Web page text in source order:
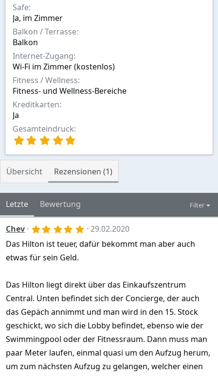
Safe
Ja, im Zimmer
Balkon / Terrasse
Balkon
Internet-Zugang
Wi-Fi im Zimmer (kostenlos)
Fitness / Wellness
Fitness- und Wellness-Bereiche
Kreditkarten
Ja
Gesamteindruck
0
0
S
t
e
r
n
e
)
Übersicht Rezensionen (1)
Letzte Bewertung Filter
Chev 5
0
r
n
(
)
29.02.2020
Das Hilton ist teuer, dafür bekommt man aber auch
etwas für sein Geld.
Das Hilton liegt direkt über das Einkaufszentrum
Central. Unten befindet sich der Concierge, der auch
das Gepäch annimmt und man wird in den 15. Stock
geschickt, wo sich die Lobby befindet, ebenso wie der
Swimmingpool oder der Fitnessraum. Dann muss man
paar Meter laufen, einmal quasi um den Aufzug herum,
um zum nächsten Aufzug zu gelangen, welcher einen